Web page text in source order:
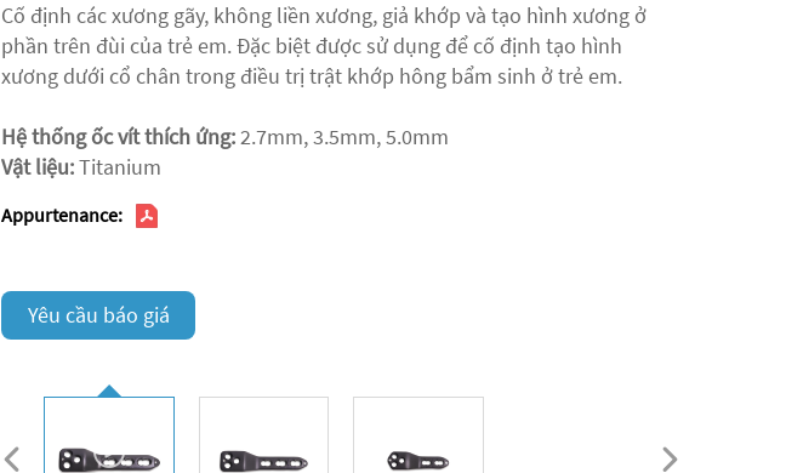
Cố định các xương gãy, không liền xương, giả khớp và tạo hình xương ở
phần trên đùi của trẻ em. Đặc biệt được sử dụng để cố định tạo hình
xương dưới cổ chân trong điều trị trật khớp hông bẩm sinh ở trẻ em.
Hệ thống ốc vít thích ứng:2.7mm, 3.5mm, 5.0mm
Vật liệu:Titanium
Appurtenance:
Yêu cầu báo giá